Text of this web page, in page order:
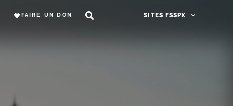
FAIRE UN DON SITES FSSPX